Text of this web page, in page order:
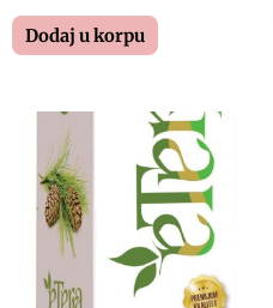
Dodaj u korpu